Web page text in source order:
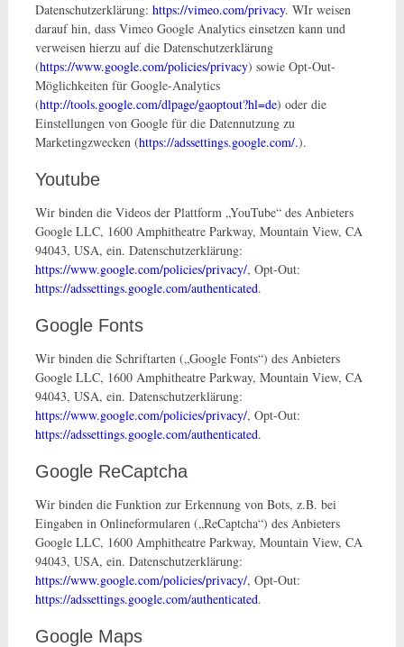
Datenschutzerklärung: https://vimeo.com/privacy. WIr weisen
darauf hin, dass Vimeo Google Analytics einsetzen kann und
verweisen hierzu auf die Datenschutzerklärung
(https://www.google.com/policies/privacy) sowie Opt-Out-
Möglichkeiten für Google-Analytics
(http://tools.google.com/dlpage/gaoptout?hl=de) oder die
Einstellungen von Google für die Datennutzung zu
Marketingzwecken (https://adssettings.google.com/.).
Youtube
Wir binden die Videos der Plattform „YouTube“ des Anbieters
Google LLC, 1600 Amphitheatre Parkway, Mountain View, CA
94043, USA, ein. Datenschutzerklärung:
https://www.google.com/policies/privacy/, Opt-Out:
https://adssettings.google.com/authenticated.
Google Fonts
Wir binden die Schriftarten („Google Fonts“) des Anbieters
Google LLC, 1600 Amphitheatre Parkway, Mountain View, CA
94043, USA, ein. Datenschutzerklärung:
https://www.google.com/policies/privacy/, Opt-Out:
https://adssettings.google.com/authenticated.
Google ReCaptcha
Wir binden die Funktion zur Erkennung von Bots, z.B. bei
Eingaben in Onlineformularen („ReCaptcha“) des Anbieters
Google LLC, 1600 Amphitheatre Parkway, Mountain View, CA
94043, USA, ein. Datenschutzerklärung:
https://www.google.com/policies/privacy/, Opt-Out:
https://adssettings.google.com/authenticated.
Google Maps